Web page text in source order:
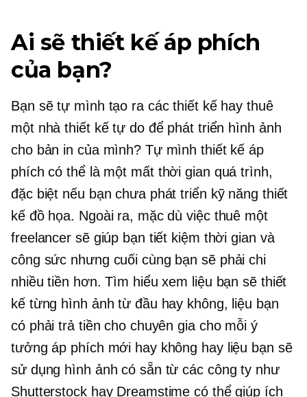
Ai sẽ thiết kế áp phích
của bạn?
Bạn sẽ tự mình tạo ra các thiết kế hay thuê
một nhà thiết kế tự do để phát triển hình ảnh
cho bản in của mình? Tự mình thiết kế áp
phích có thể là một mất thời gian quá trình,
đặc biệt nếu bạn chưa phát triển kỹ năng thiết
kế đồ họa. Ngoài ra, mặc dù việc thuê một
freelancer sẽ giúp bạn tiết kiệm thời gian và
công sức nhưng cuối cùng bạn sẽ phải chi
nhiều tiền hơn. Tìm hiểu xem liệu bạn sẽ thiết
kế từng hình ảnh từ đầu hay không, liệu bạn
có phải trả tiền cho chuyên gia cho mỗi ý
tưởng áp phích mới hay không hay liệu bạn sẽ
sử dụng hình ảnh có sẵn từ các công ty như
Shutterstock hay Dreamstime có thể giúp ích